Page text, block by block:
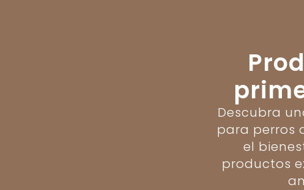
Descubra
para perros
el
productos